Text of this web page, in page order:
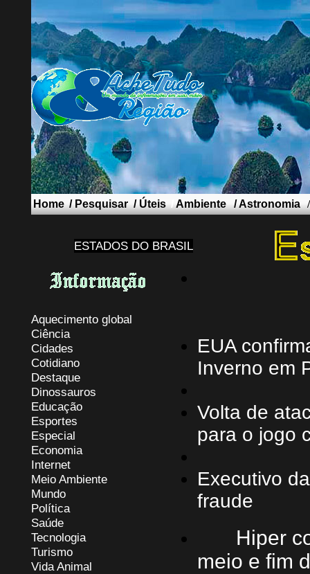
Home / Pesquisar / Úteis /Ambiente /Astronomia
ESTADOS DO BRASIL
Aquecimento global
Ciência
Cidades
Cotidiano
Destaque
Dinossauros
Educação
Esportes
Especial
Economia
Internet
Meio Ambiente
Mundo
Política
Saúde
Tecnologia
Turismo
Vida Animal
EUA
Inverno em
Volta de
para o jogo
Executivo
fraude
Hiper
meio e fim